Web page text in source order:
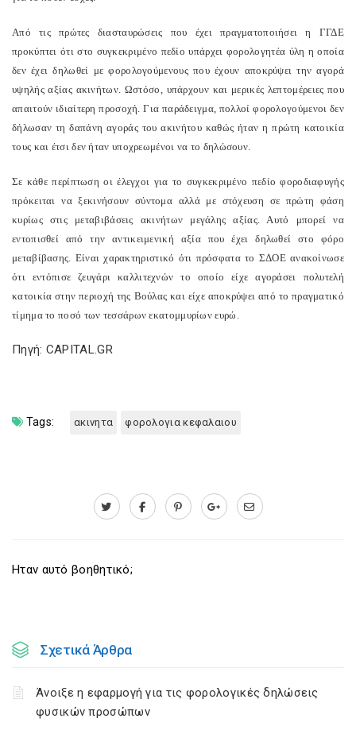
Από τις πρώτες διασταυρώσεις που έχει πραγματοποιήσει η ΓΓΔΕ
προκύπτει ότι στο συγκεκριμένο πεδίο υπάρχει φορολογητέα ύλη η οποία
δεν έχει δηλωθεί με φορολογούμενους που έχουν αποκρύψει την αγορά
υψηλής αξίας ακινήτων. Ωστόσο, υπάρχουν και μερικές λεπτομέρειες που
απαιτούν ιδιαίτερη προσοχή. Για παράδειγμα, πολλοί φορολογούμενοι δεν
δήλωσαν τη δαπάνη αγοράς του ακινήτου καθώς ήταν η πρώτη κατοικία
τους και έτσι δεν ήταν υποχρεωμένοι να το δηλώσουν.
Σε κάθε περίπτωση οι έλεγχοι για το συγκεκριμένο πεδίο φοροδιαφυγής
πρόκειται να ξεκινήσουν σύντομα αλλά με στόχευση σε πρώτη φάση
κυρίως στις μεταβιβάσεις ακινήτων μεγάλης αξίας. Αυτό μπορεί να
εντοπισθεί από την αντικειμενική αξία που έχει δηλωθεί στο φόρο
μεταβίβασης. Είναι χαρακτηριστικό ότι πρόσφατα το ΣΔΟΕ ανακοίνωσε
ότι εντόπισε ζευγάρι καλλιτεχνών το οποίο είχε αγοράσει πολυτελή
κατοικία στην περιοχή της Βούλας και είχε αποκρύψει από το πραγματικό
τίμημα το ποσό των τεσσάρων εκατομμυρίων ευρώ.
Πηγή: CAPITAL.GR
Tags: ακινητα φορολογια κεφαλαιου
Ηταν αυτό βοηθητικό;
Σχετικά Άρθρα
Άνοιξε η εφαρμογή για τις φορολογικές δηλώσεις
φυσικών προσώπων